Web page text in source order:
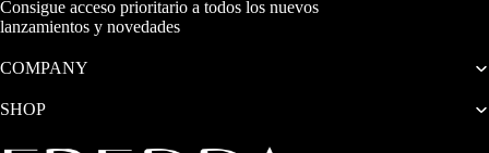
Consigue acceso prioritario a todos los nuevos
lanzamientos y novedades
COMPANY
SHOP